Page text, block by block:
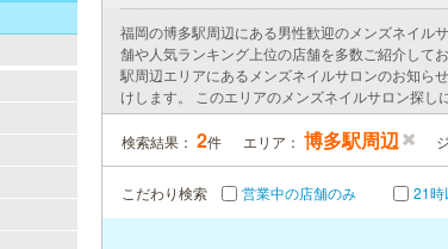
福岡の博多駅周辺にある男性歓迎のメンズネイル
舗や人気ランキング上位の店舗を多数ご紹介して
駅周辺エリアにあるメンズネイルサロンのお知ら
けします。 このエリアのメンズネイルサロン探し
検索結果： 2件 エリア： 博多駅周辺
こだわり検索 営業中の店舗のみ 21時